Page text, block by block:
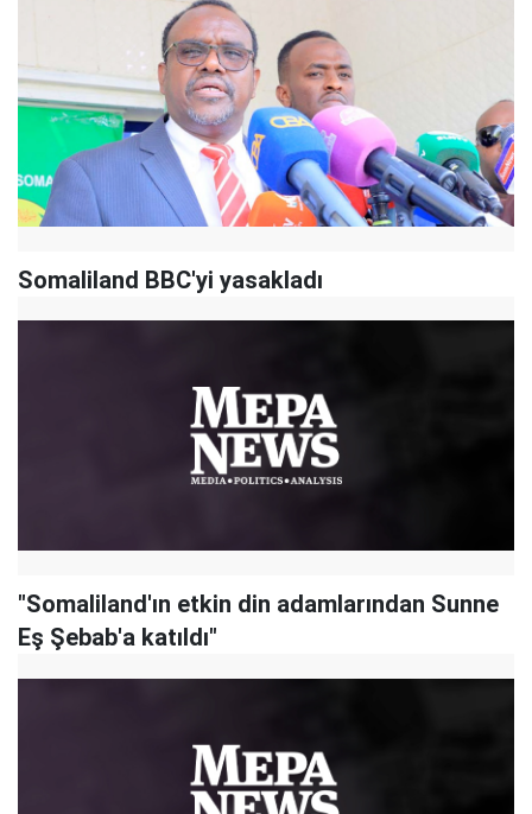
Somaliland BBC'yi yasakladı
"Somaliland'ın etkin din adamlarından Sunne
Eş Şebab'a katıldı"